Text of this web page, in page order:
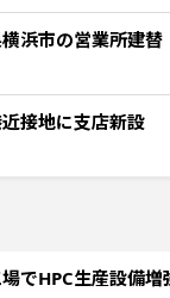
浜市の営業所建替
接地に支店新設
でHPC生産設備増